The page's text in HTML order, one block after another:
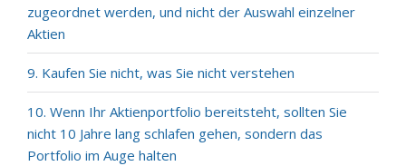
zugeordnet werden, und nicht der Auswahl einzelner
Aktien
9. Kaufen Sie nicht, was Sie nicht verstehen
10. Wenn Ihr Aktienportfolio bereitsteht, sollten Sie
nicht 10 Jahre lang schlafen gehen, sondern das
Portfolio im Auge halten